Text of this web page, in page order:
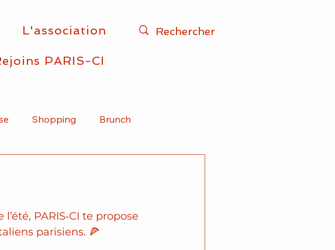
L'association
PARIS-CI
Shopping Brunch
PARIS‑CI te propose
parisiens. 🍕